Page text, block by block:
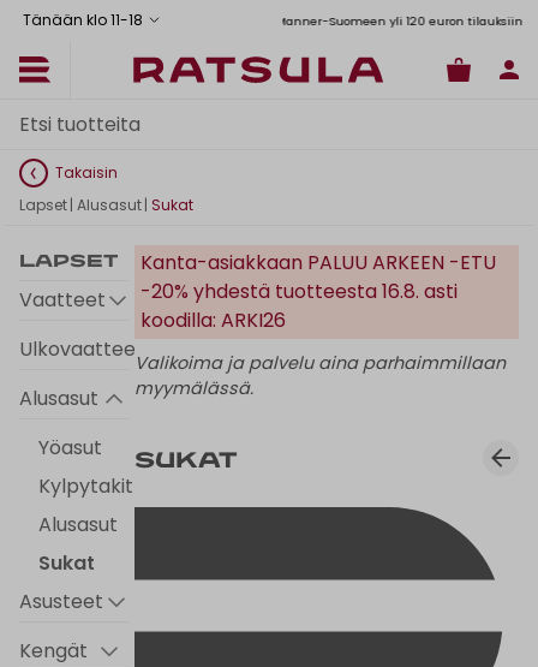
Tänään klo 11-18
Toimituskulut alk. 6,90€
Ilmainen toimitus Manner-Suomeen yli 120 euron tilauksiin
Takaisin
Lapset| Alusasut| Sukat
Lapset
Vaatteet
Ulkovaatteet
Alusasut
Yöasut
Kylpytakit
Alusasut
Sukat
Asusteet
Kengät
Kanta-asiakkaan PALUU ARKEEN -ETU
-20% yhdestä tuotteesta 16.8. asti
koodilla: ARKI26
Valikoima ja palvelu aina parhaimmillaan
myymälässä.
Sukat